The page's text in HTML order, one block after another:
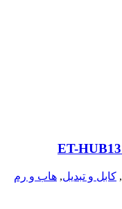
, کابل و تبدیل, هاب و رم